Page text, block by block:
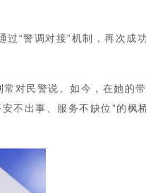
“警调对接”机制，再次成
常对民警说。如今，在她的
不出事、服务不缺位”的枫